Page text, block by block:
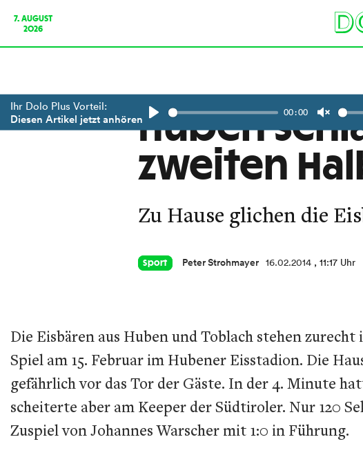
7. AUGUST
2026
Ihr Dolo Plus Vorteil:
Diesen Artikel jetzt anhören
Play
00:00
Unmute
Huben
zweiten
Zu Hause glichen die
Sport Peter Strohmayer 16.02.2014 , 11:17 Uhr
Die Eisbären aus Huben und Toblach stehen
Spiel am 15. Februar im Hubener Eisstadion. Die
gefährlich vor das Tor der Gäste. In der 4. Minute
scheiterte aber am Keeper der Südtiroler. Nur 120
Zuspiel von Johannes Warscher mit 1:0 in Führung.